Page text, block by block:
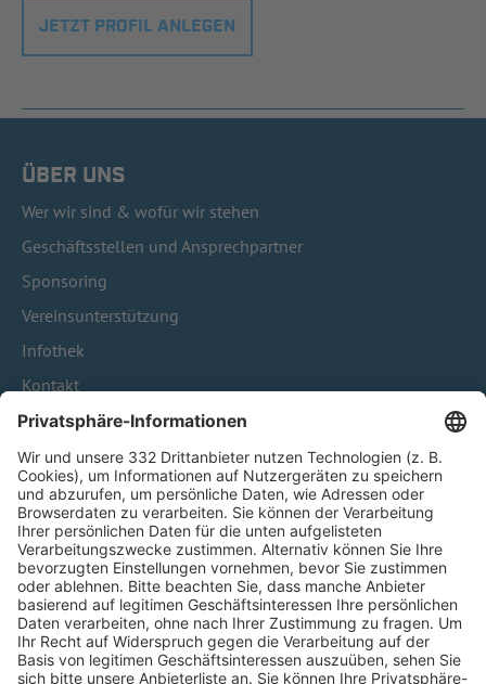
JETZT PROFIL ANLEGEN
ÜBER UNS
Wer wir sind & wofür wir stehen
Geschäftsstellen und Ansprechpartner
Sponsoring
Vereinsunterstützung
Infothek
Kontakt
HÄUFIG BESUCHTE SEITEN
Pässe und Vereinswechsel
Trainerausbildung
Schulungsangebot Vereinsmitarbeiter
BFV-Geschäftsstellen
Trainerbörse
Login SpielPlus